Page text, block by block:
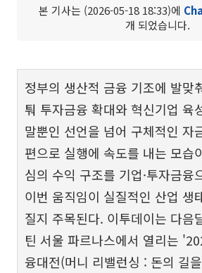
본 기사는 (2026-05-18 18:33)에
개 되었습니다.
정부의 생산적 금융 기조에 발맞
퉈 투자금융 확대와 혁신기업 육
말뿐인 선언을 넘어 구체적인 자
편으로 실행에 속도를 내는 모습
심의 수익 구조를 기업·투자금융
이번 움직임이 실질적인 산업 생
질지 주목된다. 이투데이는 다음
틴 서울 파르나스에서 열리는
융대전(머니 리밸런싱 : 돈의 길